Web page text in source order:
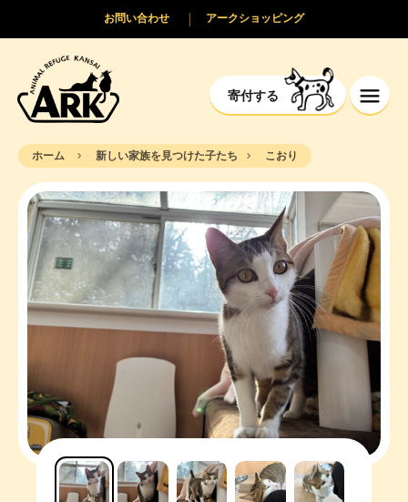
寄付する
アークショッピング
お問い合わせ
ホーム 新しい家族を見つけた子たち こおり